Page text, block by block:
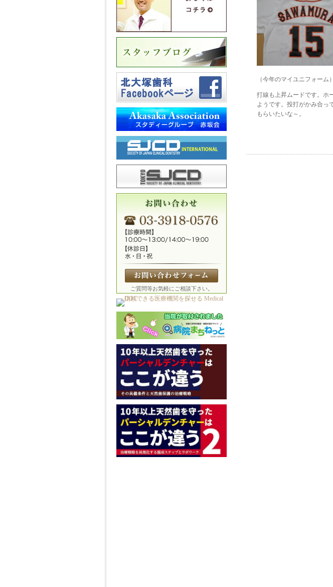
（今年のマイユニフォーム）
打線も上昇ムードです。ホ
ようです。投打がかみ合っ
もらいたいな～。
ご質問等お気軽にご相談下さい。